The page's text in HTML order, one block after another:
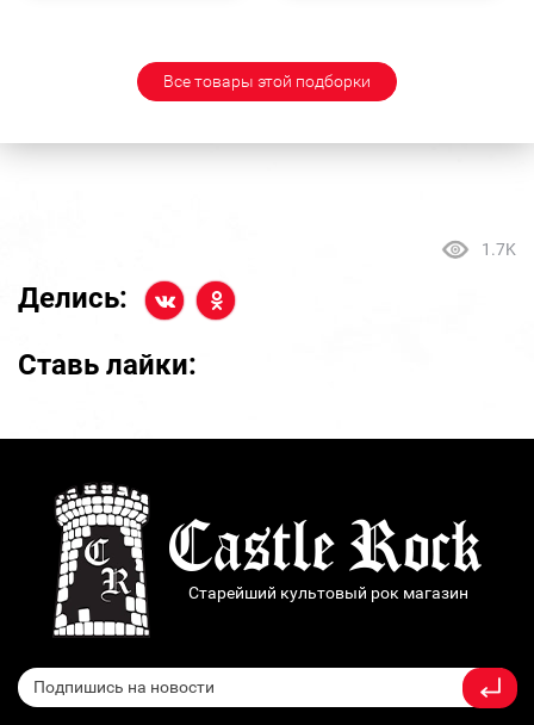
Все товары этой подборки
1.7K
Делись:
Ставь лайки:
Старейший культовый рок магазин